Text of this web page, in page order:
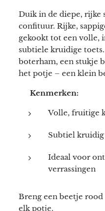
Duik in de diepe, rijke
confituur. Rijke,
gekookt tot een volle,
subtiele kruidige
boterham, een stukje
het potje – een klein
✨Kenmerken:
Volle, fruitige
Subtiel
Ideaal voor
verrassingen
Breng een beetje
elk potje.